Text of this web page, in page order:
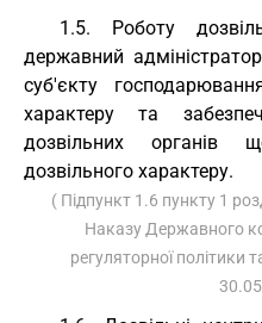
1.5. Роботу
державний
суб'єкту
характеру та
дозвільних органів
дозвільного характеру.
( Підпункт 1.6 пункту 1
Наказу Державного
регуляторної політики